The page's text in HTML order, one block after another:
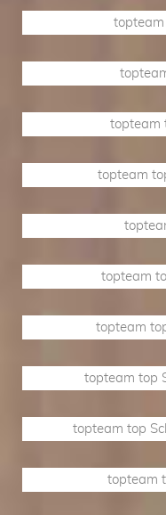
topteam
topteam
topteam
topteam
topteam top
topteam top
topteam